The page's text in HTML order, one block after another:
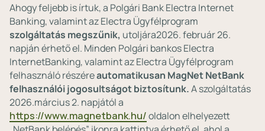
Ahogy feljebb is írtuk, a Polgári Bank Electra Internet
Banking, valamint az Electra Ügyfélprogram
szolgáltatás megszűnik, utoljára2026. február 26.
napján érhető el. Minden Polgári bankos Electra
InternetBanking, valamint az Electra Ügyfélprogram
felhasználó részéreautomatikusan MagNet NetBank
felhasználói jogosultságot biztosítunk.A szolgáltatás
2026.március 2. napjától a
https://www.magnetbank.hu/oldalon elhelyezett